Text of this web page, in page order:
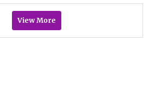
View More